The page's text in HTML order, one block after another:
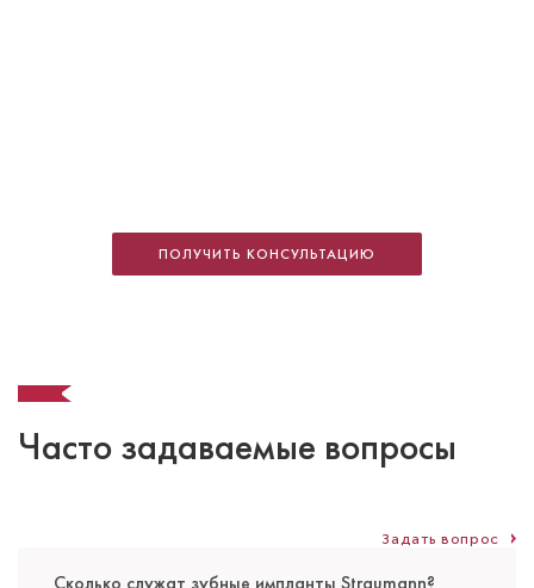
ПОЛУЧИТЬ КОНСУЛЬТАЦИЮ
Часто задаваемые вопросы
Задать вопрос
Сколько служат зубные импланты Straumann?